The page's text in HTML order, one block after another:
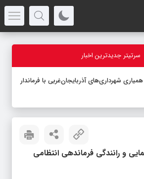
سرتیتر جدیدترین اخبار
شهرداری‌های آذربایجان‌غربی با فرماندار
و رانندگی فرماندهی انتظامی